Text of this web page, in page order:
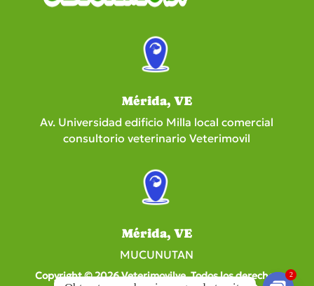
Mérida, VE
Av. Universidad edificio Milla local comercial
consultorio veterinario Veterimovil
Mérida, VE
MUCUNUTAN
Copyright © 2026 Veterimovilve. Todos los derechos 2